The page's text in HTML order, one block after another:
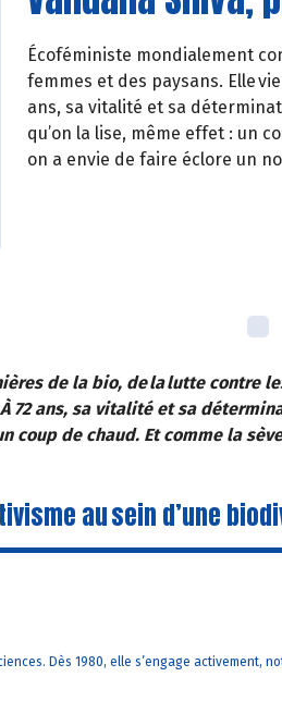
Écoféministe mondialement
femmes et des paysans. Elle
ans, sa vitalité et sa
qu’on la lise, même effet : un
on a envie de faire éclore un
de la bio, de la lutte
ans, sa vitalité et sa
coup de chaud. Et comme la
au sein d’une
Dès 1980, elle s’engage activement,